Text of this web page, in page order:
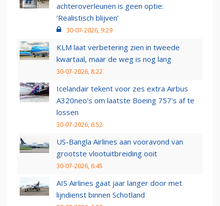
achteroverleunen is geen optie:
‘Realistisch blijven’
30-07-2026, 9:29
KLM laat verbetering zien in tweede
kwartaal, maar de weg is nog lang
30-07-2026, 8:22
Icelandair tekent voor zes extra Airbus
A320neo's om laatste Boeing 757's af te
lossen
30-07-2026, 6:52
US-Bangla Airlines aan vooravond van
grootste vlootuitbreiding ooit
30-07-2026, 6:45
AIS Airlines gaat jaar langer door met
lijndienst binnen Schotland